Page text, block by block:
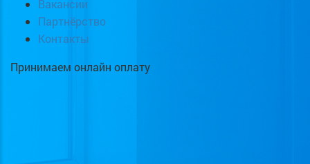
Вакансии
Партнёрство
Контакты
Принимаем онлайн оплату